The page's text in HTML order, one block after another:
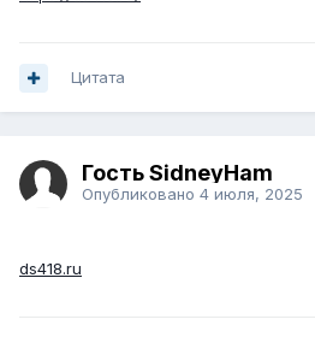
Цитата
Гость SidneyHam
Опубликовано 4 июля, 2025
ds418.ru